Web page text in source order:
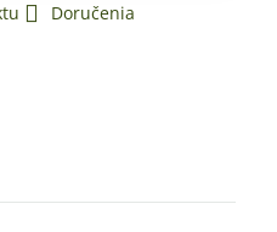
Doručenia